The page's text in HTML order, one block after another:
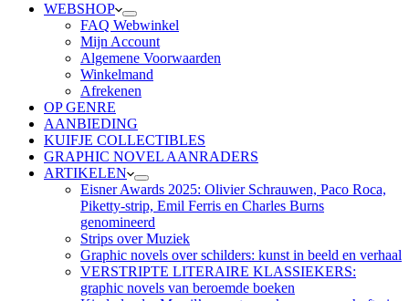
WEBSHOP
FAQ Webwinkel
Mijn Account
Algemene Voorwaarden
Winkelmand
Afrekenen
OP GENRE
AANBIEDING
KUIFJE COLLECTIBLES
GRAPHIC NOVEL AANRADERS
ARTIKELEN
Eisner Awards 2025: Olivier Schrauwen, Paco Roca,
Piketty-strip, Emil Ferris en Charles Burns
genomineerd
Strips over Muziek
Graphic novels over schilders: kunst in beeld en verhaal
VERSTRIPTE LITERAIRE KLASSIEKERS:
graphic novels van beroemde boeken